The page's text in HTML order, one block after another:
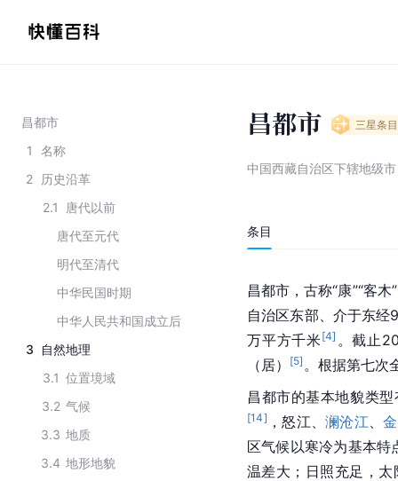
昌都市
1
名称
2
历史沿革
2.1
唐代以前
唐代至元代
明代至清代
中华民国时期
中华人民共和国成立后
3
自然地理
3.1 位置境域
3.2 气候
3.3 地质
3.4 地形地貌
昌都市 三星条目
中国西藏自治区下辖地级市
条目
昌都市，古称“康”“客木”
自治区东部、介于东经
万平方千米[4] 。截止
（居）
[5] 。根据第七次
昌都市的基本地貌类
[14] ，怒江 、澜沧江 、
区气候以寒冷为基本
温差大；日照充足， 太